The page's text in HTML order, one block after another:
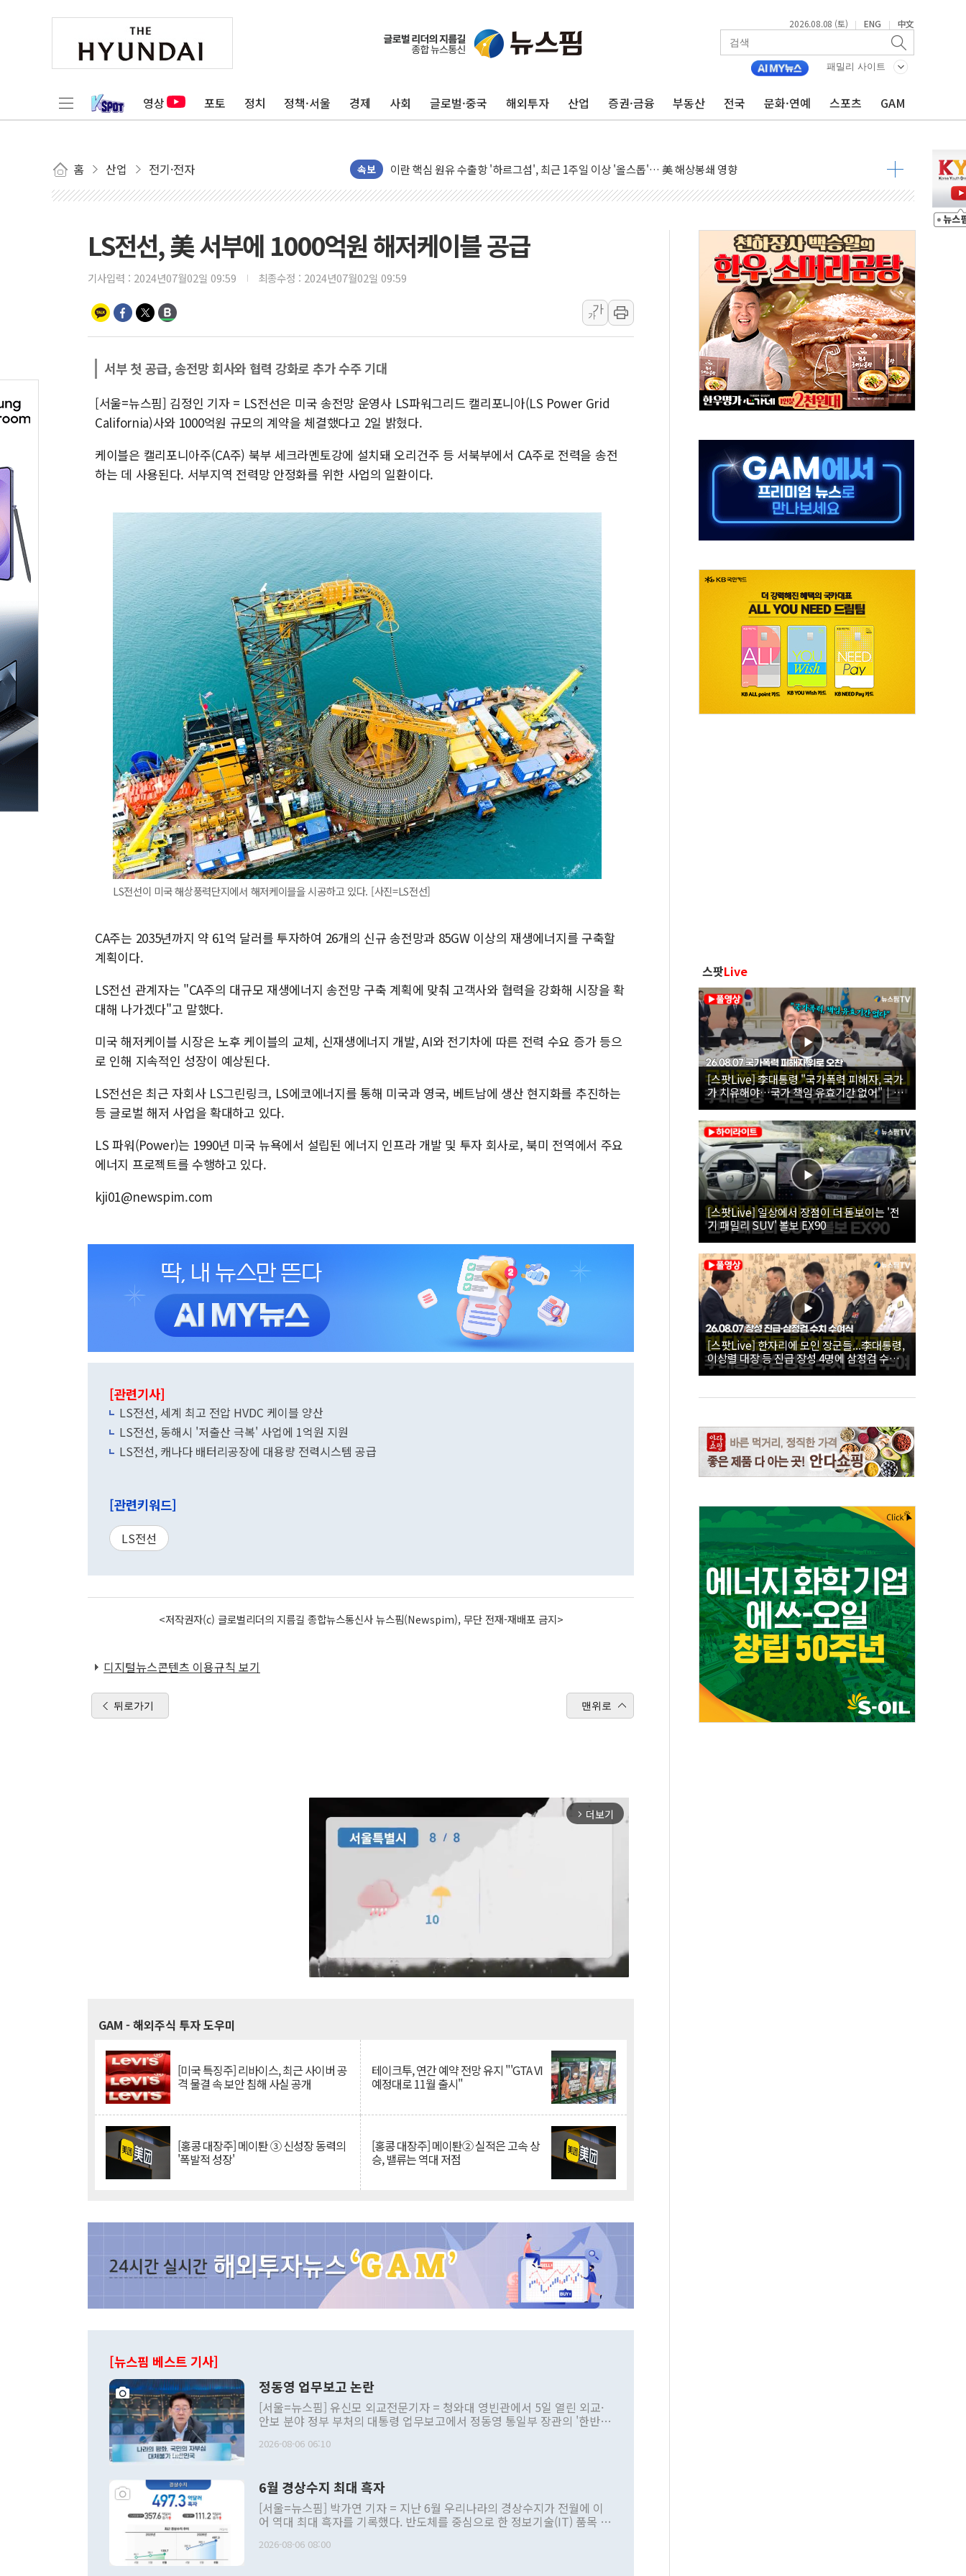
2026.08.08 (토) | ENG | 中文
패밀리 사이트
영상 포토 정치 정책·서울 경제 사회 글로벌·중국 해외투자 산업 증권·금융 부동산 전국 문화·연예 스포츠 GAM
홈 산업 전기·전자 속보
유럽증시, 美 고용 예상 밖 부진에 연준 금리 인상 가능성 낮아지며 상승… STOXX 600 지수는 나흘 연속 최고치
미 연준 매파 기세 꺾이나…고용 감소에 9월 동결 전망 우세
트럼프, 백신·자폐증 행정명령 검토…"이르면 다음 주"
美 항소법원, 백악관 무도회장 공사 중단 명령…트럼프 제동
美 고용 쇼크에 엔화 장중 급등…시장은 "또 개입했나" 촉각
[AI MY 뉴스] 뉴욕 반도체주 프리뷰...美 고용 쇼크에 반도체주 '활짝'
[종합] 美 7월 고용 2만3000명 감소 '쇼크'…9월 금리 인상 기대 후퇴
[사진] 이슬람 수니파 3개국, 공동방위협정 체결
뉴욕증시 개장 전 특징주...아틀라시안·클라우드플레어·태양광주↑ VS 트레이드데스크·웬디스↓
보훈부, 미 DPAA와 MOU… "6·25 미군 실종자 7359명 끝까지 찾겠다"
트럼프 "금리 내려야"…파월 때와 달리 워시엔 톤 낮춰
특정 정치인 측근 포항시 정책특보 내정설...포항시 '시끌'
李 "해남 태양광, 대한민국 다음 100년 밑거름…수도권 집중 완화 전환점"
李 대통령, '6시간 마라톤 부동산 2차 회의' 주재… "전폭적 공급 확대·속도전 총력"
트럼프, 中 겨냥 폴리실리콘 관세 15% 부과…美 태양광주 급등
[사진] 빈살만과 에르도안의 만남
이란와이어 "이란 최고지도자 위독…곧 사망해도 놀랍지 않아"
LS전선, 美 서부에 1000억원 해저케이블 공급
기사입력 : 2024년07월02일 09:59 최종수정 : 2024년07월02일 09:59
가
가
서부 첫 공급, 송전망 회사와 협력 강화로 추가 수주 기대
[서울=뉴스핌] 김정인 기자 = LS전선은 미국 송전망 운영사 LS파워그리드 캘리포니아(LS Power Grid
California)사와 1000억원 규모의 계약을 체결했다고 2일 밝혔다.
케이블은 캘리포니아주(CA주) 북부 세크라멘토강에 설치돼 오리건주 등 서북부에서 CA주로 전력을 송전
하는 데 사용된다. 서부지역 전력망 안정화를 위한 사업의 일환이다.
LS전선이 미국 해상풍력단지에서 해저케이블을 시공하고 있다. [사진=LS전선]
CA주는 2035년까지 약 61억 달러를 투자하여 26개의 신규 송전망과 85GW 이상의 재생에너지를 구축할
계획이다.
LS전선 관계자는 "CA주의 대규모 재생에너지 송전망 구축 계획에 맞춰 고객사와 협력을 강화해 시장을 확
대해 나가겠다"고 말했다.
미국 해저케이블 시장은 노후 케이블의 교체, 신재생에너지 개발, AI와 전기차에 따른 전력 수요 증가 등으
로 인해 지속적인 성장이 예상된다.
LS전선은 최근 자회사 LS그린링크, LS에코에너지를 통해 미국과 영국, 베트남에 생산 현지화를 추진하는
등 글로벌 해저 사업을 확대하고 있다.
LS 파워(Power)는 1990년 미국 뉴욕에서 설립된 에너지 인프라 개발 및 투자 회사로, 북미 전역에서 주요
에너지 프로젝트를 수행하고 있다.
kji01@newspim.com
[관련기사]
LS전선, 세계 최고 전압 HVDC 케이블 양산
LS전선, 동해시 '저출산 극복' 사업에 1억원 지원
LS전선, 캐나다 배터리공장에 대용량 전력시스템 공급
[관련키워드]
LS전선
<저작권자(c) 글로벌리더의 지름길 종합뉴스통신사 뉴스핌(Newspim), 무단 전재-재배포 금지>
디지털뉴스콘텐츠 이용규칙 보기
뒤로가기 맨위로
arrow_forward_ios 더보기
GAM - 해외주식 투자 도우미
[미국 특징주] 리바이스, 최근 사이버 공
격 물결 속 보안 침해 사실 공개
테이크투, 연간 예약 전망 유지 "'GTA VI
예정대로 11월 출시"
[홍콩 대장주] 메이퇀 ③ 신성장 동력의
'폭발적 성장'
[홍콩 대장주] 메이퇀② 실적은 고속 상
승, 밸류는 역대 저점
[뉴스핌 베스트 기사]
정동영 업무보고 논란
[서울=뉴스핌] 유신모 외교전문기자 = 청와대 영빈관에서 5일 열린 외교·
안보 분야 정부 부처의 대통령 업무보고에서 정동영 통일부 장관의 '한반도
발언 중에는 정부 내 조율을 거치지 않은 사안을 정책으로 추진하겠다고 공
주의적 희망에 근거한 비현실적 구상'이라는 비판을 내놨다. 그동안 정 장
관의 대북 정책 관련 발언이 물의를 빚은 적은 여러 번 있지만 대통령과 유
관 부처 장관이 공개적으로 부정적 입장을 표명한 것은 이례적이다. 정 장
관의 무리한 대북 접근법과 월권을 제어해야 한다는 목소리도 높아지고 있
다. [정동영 통일부 장관이 지난달 23일 오후 서울 종로구 정부서울청사에
2026-08-06 06:10
6월 경상수지 최대 흑자
[서울=뉴스핌] 박가연 기자 = 지난 6월 우리나라의 경상수지가 전월에 이
어 역대 최대 흑자를 기록했다. 반도체를 중심으로 한 정보기술(IT) 품목 수
료=한국은행] 한국은행이 6일 발표한 '2026년 6월 국제수지(잠정)'에 따르
2026-08-06 08:00
스팟Live
[스팟Live] 李대통령 "국가폭력 피해자, 국가
가 치유해야…국가 책임 유효기간 없어"｜
26.08.07 국가폭력 피해자 위로 오찬
[스팟Live] 일상에서 장점이 더 돋보이는 '전
기 패밀리 SUV' 볼보 EX90
[스팟Live] 한자리에 모인 장군들...李대통령,
이상렬 대장 등 진급 장성 4명에 삼정검 수치
직접 수여｜26.08.07 장성 진급·삼정검 수치